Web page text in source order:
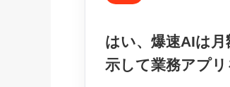
はい、爆速AIは
示して業務アプ